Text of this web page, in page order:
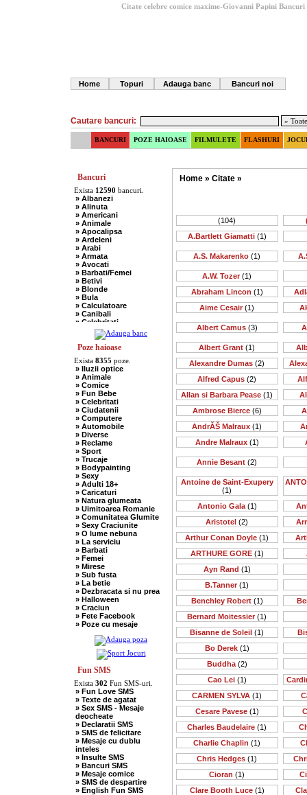
Citate celebre comice maxime-Giovanni Papini Bancuri
Home Topuri Adauga banc Bancuri noi
Cautare bancuri:
BANCURI POZE HAIOASE FILMULETE FLASHURI
Bancuri
Exista 12590 bancuri.
» Albanezi
» Alinuta
» Americani
» Animale
» Apocalipsa
» Ardeleni
» Arabi
» Armata
» Avocati
» Barbati/Femei
» Betivi
» Blonde
» Bula
» Calculatoare
» Canibali
» Celebritati
» Chelneri
» Chuck Norris
» Ciobani
» Copii
» Craciun
» Cugetari
» Culmi
» Deocheate
» Diverse
» Doctori
» Elevi-Studenti
» Englezi
» Evrei
» Francezi
» Ingineri
» Ion si Maria
» Istorice
» Misogine
» Moldoveni
» Mosnegi
» Nebuni
» Negri
» Olteni
» Pescari
» Perle
» Politice
» Politisti
» Popi
» Radio Erevan
» Religioase
» Romani
» Sadice
» Secretare
» Sefi
» Scotieni
» Seci
» Soacre
» Sport
» Soferi
» Tarani
» Tigani
» Umor Negru
» Vanatori
Poze haioase
Exista 8355 poze.
» Iluzii optice
» Animale
» Comice
» Fun Bebe
» Celebritati
» Ciudatenii
» Computere
» Automobile
» Diverse
» Reclame
» Sport
» Trucaje
» Bodypainting
» Sexy
» Adulti 18+
» Caricaturi
» Natura glumeata
» Uimitoarea Romanie
» Comunitatea Glumite
» Sexy Craciunite
» O lume nebuna
» La serviciu
» Barbati
» Femei
» Mirese
» Sub fusta
» La betie
» Dezbracata si nu prea
» Halloween
» Craciun
» Fete Facebook
» Poze cu mesaje
Fun SMS
Exista 302 Fun SMS-uri.
» Fun Love SMS
» Texte de agatat
» Sex SMS - Mesaje
deocheate
» Declaratii SMS
» SMS de felicitare
» Mesaje cu dublu
inteles
» Insulte SMS
» Bancuri SMS
» Mesaje comice
» SMS de despartire
» English Fun SMS
Home» Citate»
(104)
A.Bartlett Giamatti(1)
A.S. Makarenko (1)
A.W. Tozer (1)
Abraham Lincon (1)
Aime Cesair (1)
Albert Camus(3)
Albert Grant (1)
Alexandre Dumas (2)
Alfred Capus (2)
Allan si Barbara Pease (1)
Ambrose Bierce(6)
AndrĂŠ Malraux (1)
Andre Malraux(1)
Annie Besant (2)
Antoine de Saint-Exupery
(1)
Antonio Gala(1)
Aristotel (2)
Arthur Conan Doyle (1)
ARTHURE GORE(1)
Ayn Rand (1)
B.Tanner (1)
Benchley Robert(1)
Bernard Moitessier (1)
Bisanne de Soleil (1)
Bo Derek(1)
Buddha(2)
Cao Lei(1)
CARMEN SYLVA (1)
Cesare Pavese(1)
Charles Baudelaire (1)
Charlie Chaplin (1)
Chris Hedges (1)
Cioran (1)
Clare Booth Luce(1)